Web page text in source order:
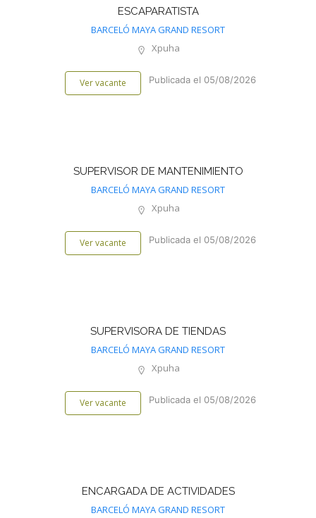
ESCAPARATISTA
BARCELÓ MAYA GRAND RESORT
Xpuha
Ver vacante Publicada el 05/08/2026
SUPERVISOR DE MANTENIMIENTO
BARCELÓ MAYA GRAND RESORT
Xpuha
Ver vacante Publicada el 05/08/2026
SUPERVISORA DE TIENDAS
BARCELÓ MAYA GRAND RESORT
Xpuha
Ver vacante Publicada el 05/08/2026
ENCARGADA DE ACTIVIDADES
BARCELÓ MAYA GRAND RESORT